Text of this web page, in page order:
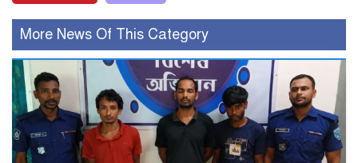
More News Of This Category